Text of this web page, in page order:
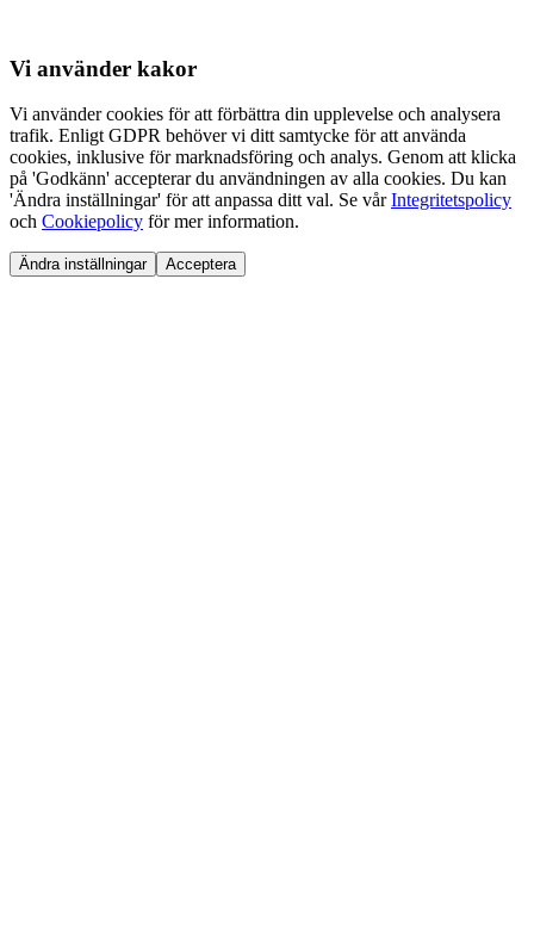
Vi använder kakor
Vi använder cookies för att förbättra din upplevelse och analysera
trafik. Enligt GDPR behöver vi ditt samtycke för att använda
cookies, inklusive för marknadsföring och analys. Genom att klicka
på 'Godkänn' accepterar du användningen av alla cookies. Du kan
'Ändra inställningar' för att anpassa ditt val. Se vårIntegritetspolicy
och Cookiepolicy för mer information.
Ändra inställningar Acceptera